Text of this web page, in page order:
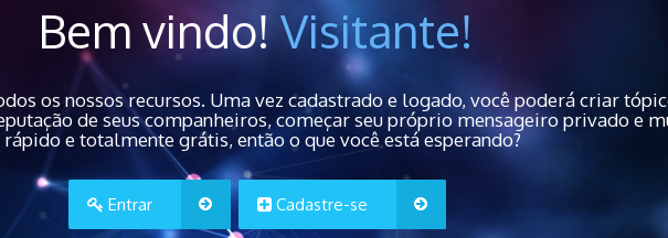
Bem vindo!Visitante!
os nossos recursos. Uma vez cadastrado e logado, você poderá criar
de seus companheiros, começar seu próprio mensageiro privado e
rápido e totalmente grátis, então o que você está esperando?
Entrar Cadastre-se